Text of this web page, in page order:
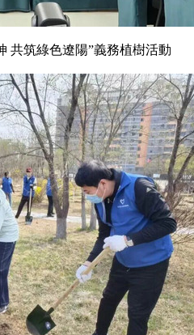
共筑綠色遼陽”義務植樹活動